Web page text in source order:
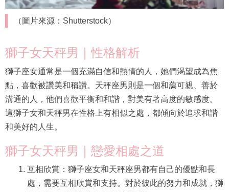
（圖片來源：Shutterstock）
獅子女天秤男｜性格解析
獅子座女通常是一個充滿自信和熱情的人，她們渴望成為焦
點，喜歡被讚美和稱讚。天秤座男則是一個和藹可親、善於
溝通的人，他們喜歡平衡和和諧，對美有著高度的敏感度。
這獅子女和天秤男在性格上有相似之處，都傾向於追求和諧
和美好的人生。
獅子女天秤男｜戀愛相處之道
互相欣賞：獅子座女和天秤座男都有自己的優點和長
處，需要互相欣賞和支持。對於彼此的努力和成就，獅